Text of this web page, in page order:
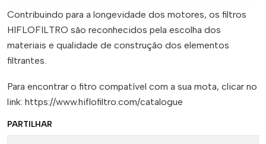
Contribuindo para a longevidade dos motores, os filtros
HIFLOFILTRO são reconhecidos pela escolha dos
materiais e qualidade de construção dos elementos
filtrantes.
Para encontrar o fitro compatível com a sua mota, clicar no
link: https://www.hiflofiltro.com/catalogue
PARTILHAR